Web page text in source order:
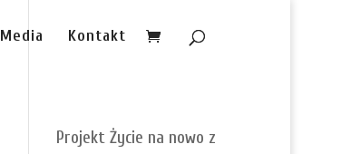
Media Kontakt
Projekt Życie na nowo z